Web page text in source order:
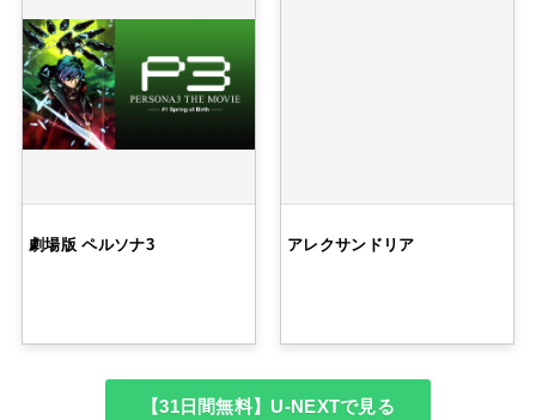
劇場版 ペルソナ3 アレクサンドリア
【31日間無料】U-NEXTで見る